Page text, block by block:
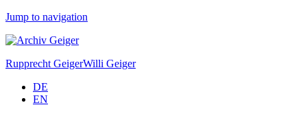
Jump to navigation
Rupprecht GeigerWilli Geiger
DE
EN